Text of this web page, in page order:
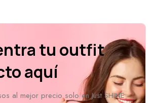
tu outfit
aquí
al mejor precio solo en Just SHINE